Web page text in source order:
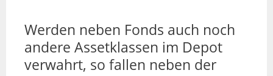
Werden neben Fonds auch noch
andere Assetklassen im Depot
verwahrt, so fallen neben der